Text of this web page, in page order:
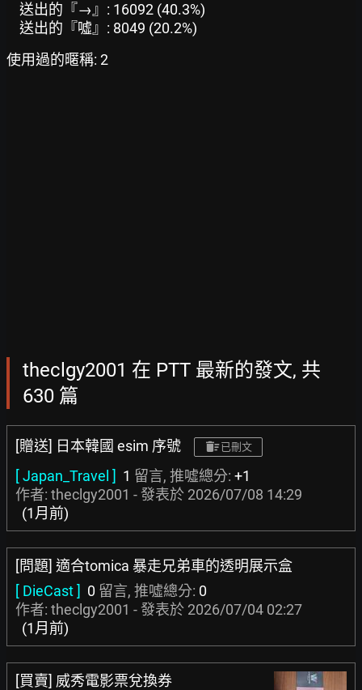
送出的『→』: 16092 (40.3%)
送出的『噓』: 8049 (20.2%)
使用過的暱稱: 2
theclgy2001 在 PTT 最新的發文, 共
630 篇
[贈送] 日本韓國 esim 序號 已刪文
[ Japan_Travel ] 1 留言, 推噓總分: +1
作者: theclgy2001 - 發表於 2026/07/08 14:29
(1月前)
[問題] 適合tomica 暴走兄弟車的透明展示盒
[ DieCast ] 0 留言, 推噓總分: 0
作者: theclgy2001 - 發表於 2026/07/04 02:27
(1月前)
[買賣] 威秀電影票兌換券